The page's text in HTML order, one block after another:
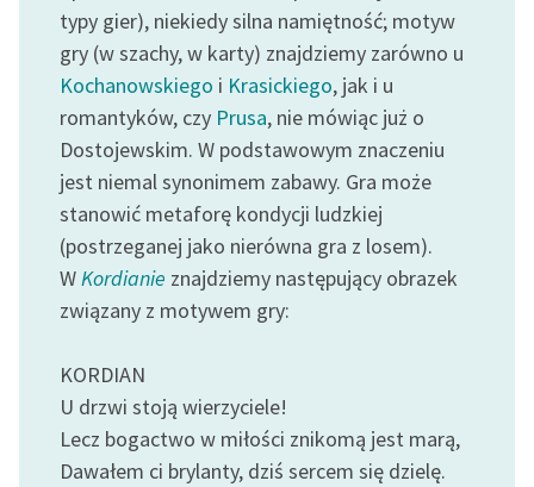
szkolnych i literatury do
słuchania dla uczennic i
uczniów z
niepełnosprawnościami
Feministyczne inspiracje.
Popularyzacja
skandynawskiej literatury
feministycznej
Ręce pełne poezji
twórców przechodzących
do domeny publicznej,
lektur szkolnych oraz
Starego Testamentu
typy gier), niekiedy silna namiętność; motyw
gry (w szachy, w karty) znajdziemy zarówno u
Kochanowskiego i Krasickiego, jak i u
romantyków, czy Prusa, nie mówiąc już o
Dostojewskim. W podstawowym znaczeniu
jest niemal synonimem zabawy. Gra może
stanowić metaforę kondycji ludzkiej
(postrzeganej jako nierówna gra z losem).
WKordianie znajdziemy następujący obrazek
związany z motywem gry:
KORDIAN
U drzwi stoją wierzyciele!
Lecz bogactwo w miłości znikomą jest marą,
Dawałem ci brylanty, dziś sercem się dzielę.